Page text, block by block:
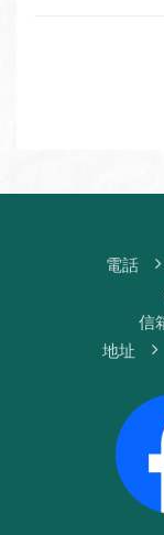
電話
信
地址